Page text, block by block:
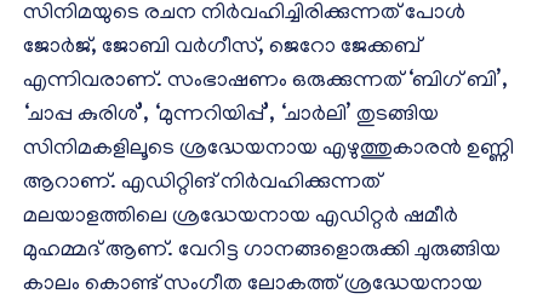
സിനിമയുടെ രചന നിർവഹിച്ചിരിക്കുന്നത് പോൾ
ജോർജ്, ജോബി വർഗീസ്, ജെറോ ജേക്കബ്
എന്നിവരാണ്. സംഭാഷണം ഒരുക്കുന്നത് ‘ബിഗ് ബി’,
‘ചാപ്പ കുരിശ്’, ‘മുന്നറിയിപ്പ്’, ‘ചാർലി’ തുടങ്ങിയ
സിനിമകളിലൂടെ ശ്രദ്ധേയനായ എഴുത്തുകാരൻ ഉണ്ണി
ആറാണ്. എഡിറ്റിങ് നിർവഹിക്കുന്നത്
മലയാളത്തിലെ ശ്രദ്ധേയനായ എഡിറ്റർ ഷമീർ
മുഹമ്മദ് ആണ്. വേറിട്ട ഗാനങ്ങളൊരുക്കി ചുരുങ്ങിയ
കാലം കൊണ്ട് സംഗീത ലോകത്ത് ശ്രദ്ധേയനായ